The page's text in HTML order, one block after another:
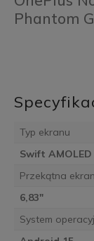
Phantom
Typ ekranu
Swift
Przekątna
6,83"
System